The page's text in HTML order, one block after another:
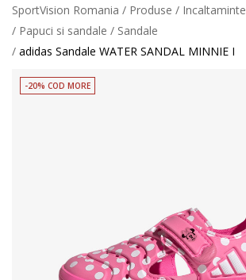
SportVision Romania Produse
Incaltaminte
Papuci si sandale
Sandale
adidas Sandale WATER SANDAL MINNIE I
-20% COD MORE